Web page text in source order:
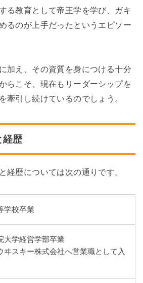
る教育として帝王学を学び、ガキ
るのが上手だったというエピソー
加え、その資質を身につける十分
らこそ、現在もリーダーシップを
牽引し続けているのでしょう。
経歴
経歴については次の通りです。
学校卒業
大学経営学部卒業
ヰスキー株式会社へ営業職として入